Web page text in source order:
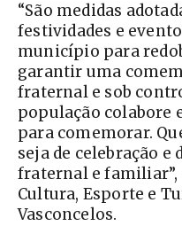
“São medidas
festividades e
município para
garantir uma
fraternal e sob
população colabore
para comemorar.
seja de celebração
fraternal e familiar”,
Cultura, Esporte e
Vasconcelos.